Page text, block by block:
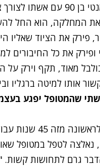
לטיפול נמרץ גבר דמנטי בן 90 עם
המחלקה, הוא החל
פירק את הציוד שאליו
את כל החיבורים
מאוד, תקף וירק על
אותו למיטה ברגליו
שהמטופל יפגע
עוד מספרת דינה כי לראשונה
נאלצה לטפל במטופל
4 גפיו, והדבר גרם לתחושות